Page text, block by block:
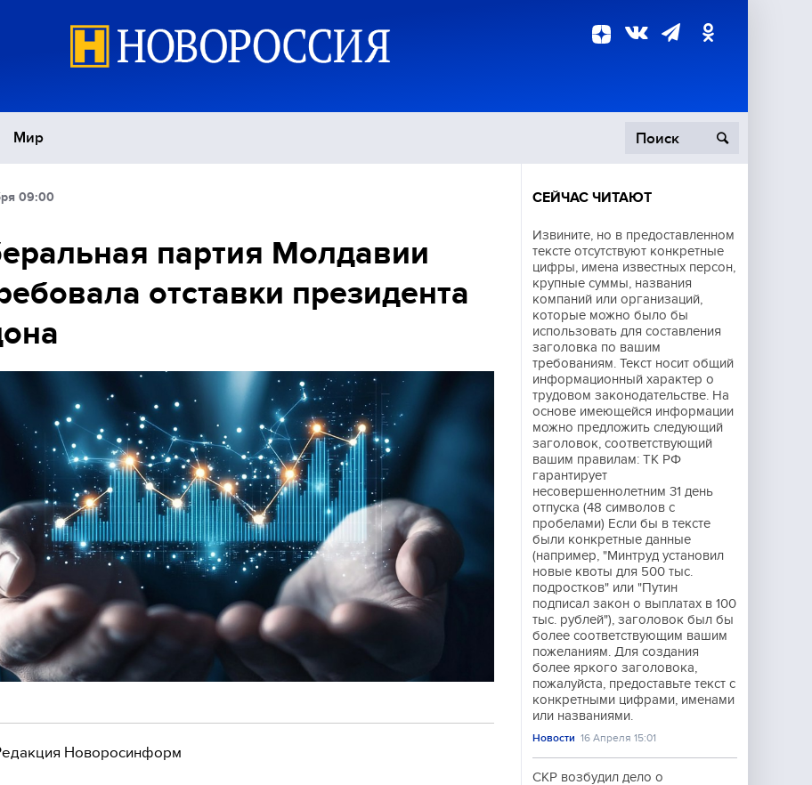
Мир
Экономика
Происшествия
09:00
партия Молдавии
отставки президента
Новоросинформ
СЕЙЧАС ЧИТАЮТ
Извините, но в предоставленном
тексте отсутствуют конкретные
цифры, имена известных персон,
крупные суммы, названия
компаний или организаций,
которые можно было бы
использовать для составления
заголовка по вашим
требованиям. Текст носит общий
информационный характер о
трудовом законодательстве. На
основе имеющейся информации
можно предложить следующий
заголовок, соответствующий
вашим правилам: ТК РФ
гарантирует
несовершеннолетним 31 день
отпуска (48 символов с
пробелами) Если бы в тексте
были конкретные данные
(например, "Минтруд установил
новые квоты для 500 тыс.
подростков" или "Путин
подписал закон о выплатах в 100
тыс. рублей"), заголовок был бы
более соответствующим вашим
пожеланиям. Для создания
более яркого заголовока,
пожалуйста, предоставьте текст с
конкретными цифрами, именами
или названиями.
Новости 16 Апреля 15:01
СКР возбудил дело о